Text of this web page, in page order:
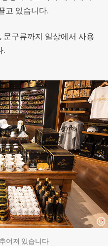
고 있습니다.
문구류까지 일상에서 사용
.
어져 있습니다